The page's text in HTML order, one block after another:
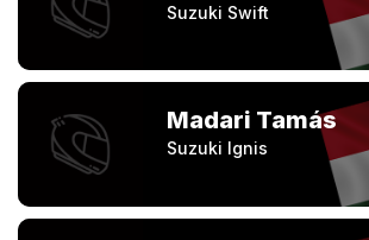
Suzuki Swift
Madari Tamás
Suzuki Ignis